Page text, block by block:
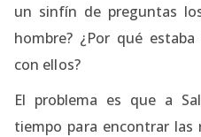
un sinfín de preguntas
hombre? ¿Por qué
con ellos?
El problema es que a
tiempo para encontrar las